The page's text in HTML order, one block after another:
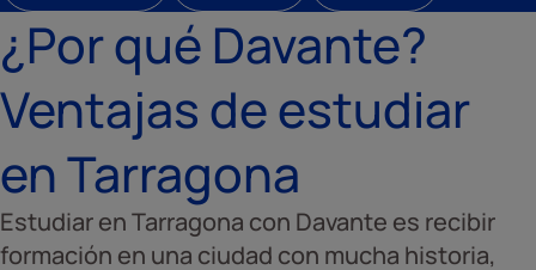
¿Por qué Davante?
Ventajas de estudiar
en Tarragona
Estudiar en Tarragona con Davante es recibir
formación en una ciudad con mucha historia,